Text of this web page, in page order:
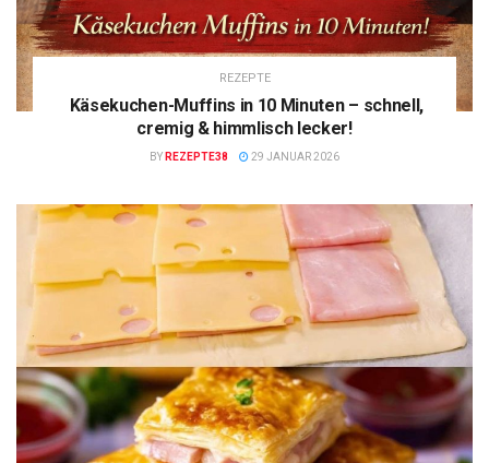
REZEPTE
Käsekuchen-Muffins in 10 Minuten – schnell,
cremig & himmlisch lecker!
BY REZEPTE38 29 JANUAR 2026